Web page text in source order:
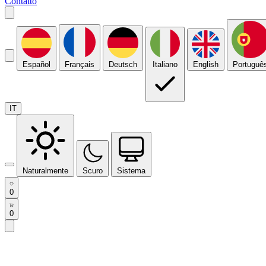
Español Français Deutsch Italiano English
IT
Naturalmente Scuro Sistema
0
0